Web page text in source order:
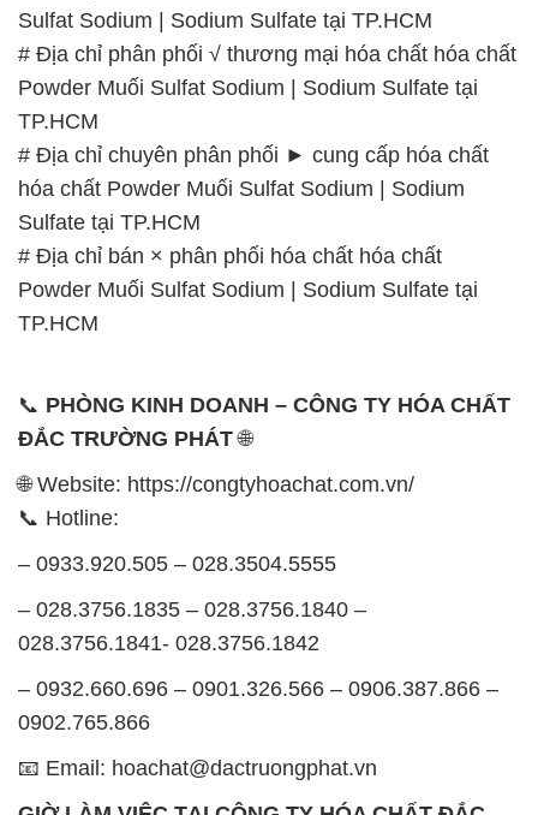
Sulfat Sodium | Sodium Sulfate tại TP.HCM
# Địa chỉ phân phối √ thương mại hóa chất hóa chất
Powder Muối Sulfat Sodium | Sodium Sulfate tại
TP.HCM
# Địa chỉ chuyên phân phối ► cung cấp hóa chất
hóa chất Powder Muối Sulfat Sodium | Sodium
Sulfate tại TP.HCM
# Địa chỉ bán × phân phối hóa chất hóa chất
Powder Muối Sulfat Sodium | Sodium Sulfate tại
TP.HCM
📞 PHÒNG KINH DOANH – CÔNG TY HÓA CHẤT
ĐẮC TRƯỜNG PHÁT🌐
🌐 Website: https://congtyhoachat.com.vn/
📞 Hotline:
– 0933.920.505 – 028.3504.5555
– 028.3756.1835 – 028.3756.1840 –
028.3756.1841- 028.3756.1842
– 0932.660.696 – 0901.326.566 – 0906.387.866 –
0902.765.866
📧 Email: hoachat@dactruongphat.vn